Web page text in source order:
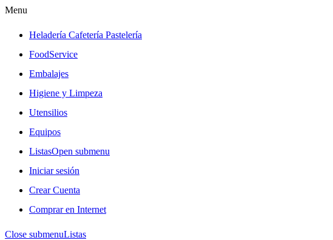
Menu
Heladería Cafetería Pastelería
FoodService
Embalajes
Higiene y Limpeza
Utensilios
Equipos
ListasOpen submenu
Iniciar sesión
Crear Cuenta
Comprar en Internet
Close submenuListas